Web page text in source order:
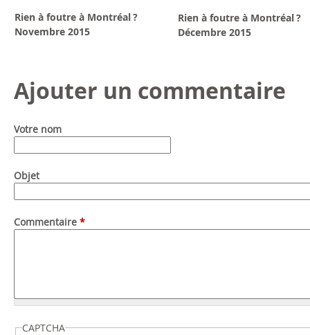
Rien à foutre à Montréal ?
Novembre 2015
Rien à foutre à Montréal ?
Décembre 2015
Ajouter un commentaire
Votre nom
Objet
Commentaire *
CAPTCHA